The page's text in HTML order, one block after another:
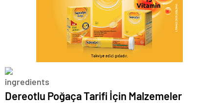
Dereotlu Poğaça Tarifi İçin Malzemeler